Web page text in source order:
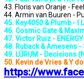
43. Floris van Oranje -
44. Armin van Buuren -
45. Key4050 & Plumb - I
46. Cosmic Gate &
47. Victor Ruiz - ENERGY
48. Ruback & Amesens -
49. LÜRUM - Decisions
50. Kevin de Vries & Y
https://